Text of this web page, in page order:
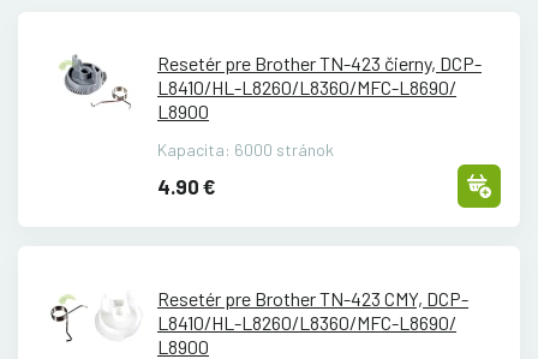
Resetér pre Brother TN-423 čierny, DCP-
L8410/HL-L8260/L8360/MFC-L8690/
L8900
Kapacita: 6000 stránok
4.90 €
Resetér pre Brother TN-423 CMY, DCP-
L8410/HL-L8260/L8360/MFC-L8690/
L8900